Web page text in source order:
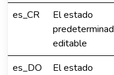
es_CR
El estado
editable
es_DO
El estado